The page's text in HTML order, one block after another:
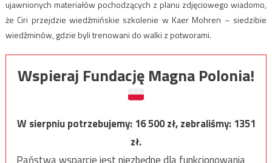
ujawnionych materiałów pochodzących z planu zdjęciowego wiadomo,
że Ciri przejdzie wiedźmińskie szkolenie w Kaer Mohren – siedzibie
wiedźminów, gdzie byli trenowani do walki z potworami.
Wspieraj Fundację Magna Polonia!
W sierpniu potrzebujemy:16 500zł, zebraliśmy:1351
zł.
Państwa wsparcie jest niezbędne dla funkcjonowania